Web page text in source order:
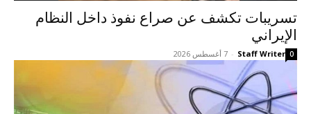
تسريبات تكشف عن صراع نفوذ داخل النظام
الإيراني
Staff Writer
- 7 أغسطس 2026 0